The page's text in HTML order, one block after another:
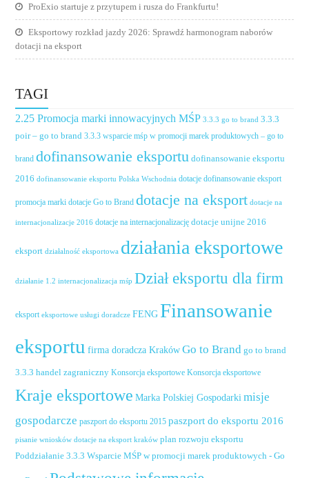
ProExio startuje z przytupem i rusza do Frankfurtu!
Eksportowy rozkład jazdy 2026: Sprawdź harmonogram naborów
dotacji na eksport
TAGI
2.25 Promocja marki innowacyjnych MŚP 3.3.3 go to brand 3.3.3
poir – go to brand 3.3.3 wsparcie mśp w promocji marek produktowych – go to
brand dofinansowanie eksportu dofinansowanie eksportu
2016 dofinansowanie eksportu Polska Wschodnia dotacje dofinansowanie eksport
promocja marki dotacje Go to Brand dotacje na eksport dotacje na
internacjonalizacje 2016 dotacje na internacjonalizację dotacje unijne 2016
eksport działalność eksportowa działania eksportowe
działanie 1.2 internacjonalizacja mśp Dział eksportu dla firm
eksport eksportowe usługi doradcze FENG Finansowanie
eksportu firma doradcza Kraków Go to Brand go to brand
3.3.3 handel zagraniczny Konsorcja eksportowe Konsorcja eksportowe
Kraje eksportowe Marka Polskiej Gospodarki misje
gospodarcze paszport do eksportu 2015 paszport do eksportu 2016
pisanie wniosków dotacje na eksport kraków plan rozwoju eksportu
Poddziałanie 3.3.3 Wsparcie MŚP w promocji marek produktowych - Go